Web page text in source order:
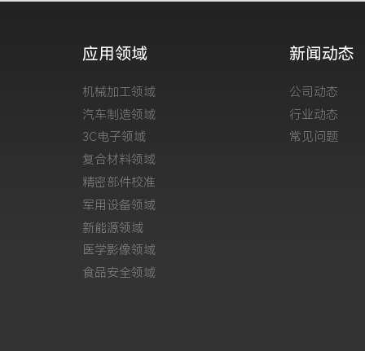
应用领域
机械加工领域
汽车制造领域
3C电子领域
复合材料领域
精密部件校准
军用设备领域
新能源领域
医学影像领域
食品安全领域
新闻动态
公司动态
行业动态
常见问题